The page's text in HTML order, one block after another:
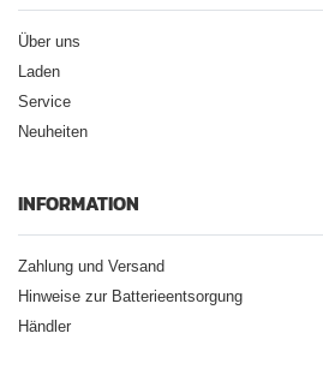
Über uns
Laden
Service
Neuheiten
INFORMATION
Zahlung und Versand
Hinweise zur Batterieentsorgung
Händler